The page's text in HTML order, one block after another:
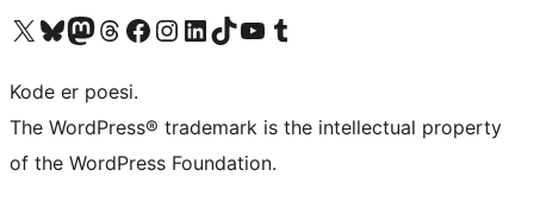
Besøk vår konto på X Visit our Bluesky account
Besøk vår Mastodon-konto
Visit our Threads account
Besøk vår Facebook-sideBesøk vår Instagram-konto
Besøk vår LinkedIn-konto
Visit our TikTok account
Visit our YouTube channel
Visit our Tumblr account
Kode er poesi.
The WordPress® trademark is the intellectual property
of the WordPress Foundation.